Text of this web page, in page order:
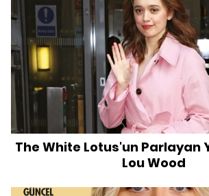
The White Lotus'un Parlayan
Lou Wood